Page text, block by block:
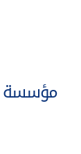
مؤسسة